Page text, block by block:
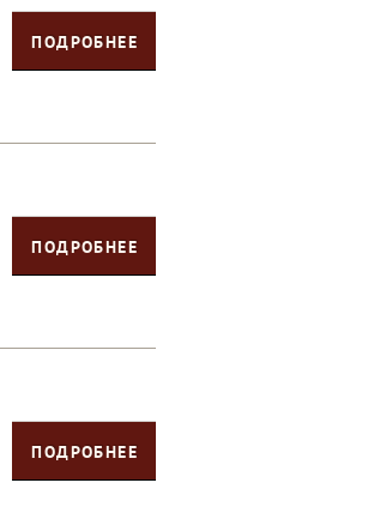
ПОДРОБНЕЕ
ПОДРОБНЕЕ
ПОДРОБНЕЕ